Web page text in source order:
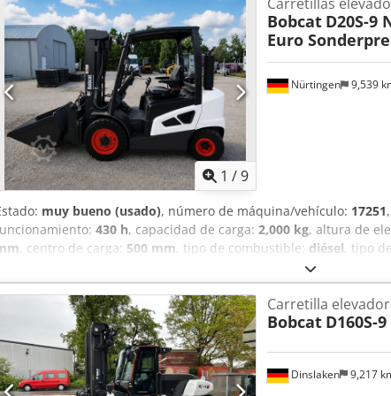
dispositivo de ajuste de horquillas, 3.ª válvula, 4.ª válvula, faro
delantero, calefacción, cabina completa, elevación total,
giratoria, limpiaparabrisas.
1 /9
Nürtingen 9,539
Carretillas
Bobcat D20S-9
Euro
muy bueno (usado), número de máquina/vehículo: 17251
430 h, capacidad de carga: 2,000 kg, altura de
, centro de carga: 500 mm, tipo de combustible: diésel, tipo
, tamaño del
trasero:6.50-10, peso total:4,053 kg, 5215420 Dedszr
FDA2A-5052-00236
Dinslaken 9,217
Carretilla
Bobcat D160S-9